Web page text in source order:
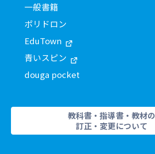
一般書籍
ポリドロン
EduTown
青いスピン
douga pocket
教科書・指導書・教材の
訂正・変更について